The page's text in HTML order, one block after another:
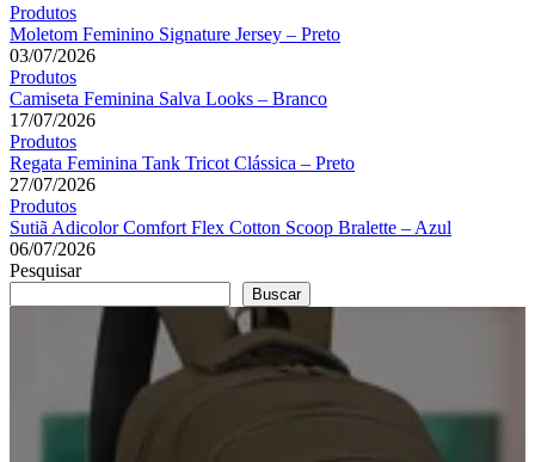
Produtos
Moletom Feminino Signature Jersey – Preto
03/07/2026
Produtos
Camiseta Feminina Salva Looks – Branco
17/07/2026
Produtos
Regata Feminina Tank Tricot Clássica – Preto
27/07/2026
Produtos
Sutiã Adicolor Comfort Flex Cotton Scoop Bralette – Azul
06/07/2026
Pesquisar
Buscar